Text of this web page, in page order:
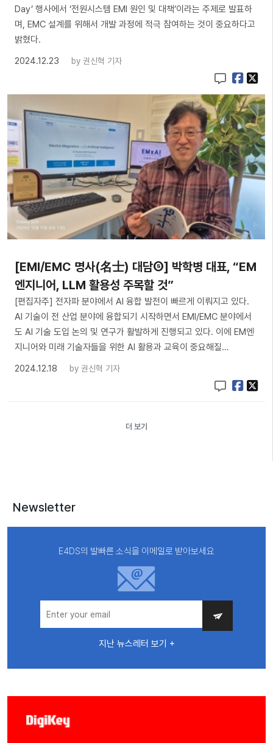
Day’ 행사에서 ‘전원시스템 EMI 원인 및 대책’이라는 주제로 발표하
며, EMC 설계를 위해서 개발 과정에 적극 참여하는 것이 중요하다고
밝혔다.
2024.12.23
by 권신혁 기자
[EMI/EMC 명사(名士) 대담⑤] 박학병 대표, “EM
엔지니어, LLM 활용성 주목할 것”
[편집자주] 전자파 분야에서 AI 융합 발전이 빠르게 이뤄지고 있다.
AI 기술이 전 산업 분야에 융합되기 시작하면서 EMI/EMC 분야에서
도 AI 기술 도입 논의 및 연구가 활발하게 진행되고 있다. 이에 EM엔
지니어와 미래 기술자들을 위한 AI 활용과 교육이 중요해질…
2024.12.18
by 권신혁 기자
더 보기
Newsletter
E4DS의 발빠른 소식을 이메일로 받아보세요
지난 뉴스레터 보기 +